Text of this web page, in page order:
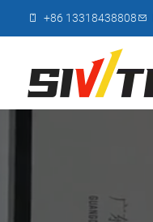
+86 13318438808